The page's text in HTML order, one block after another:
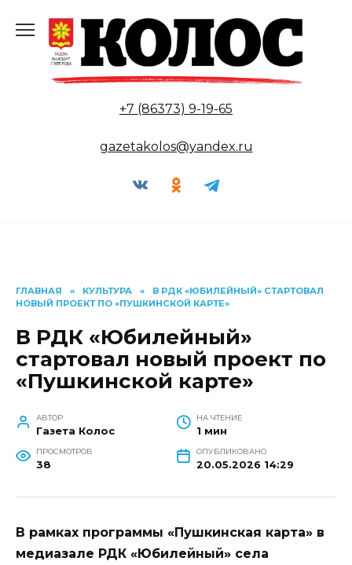
содержанию
+7 (86373) 9-19-65
gazetakolos@yandex.ru
ГЛАВНАЯ » КУЛЬТУРА »
В РДК «ЮБИЛЕЙНЫЙ» СТАРТОВАЛ
НОВЫЙ ПРОЕКТ ПО «ПУШКИНСКОЙ КАРТЕ»
В РДК «Юбилейный»
стартовал новый проект по
«Пушкинской карте»
АВТОР
Газета Колос
НА ЧТЕНИЕ
1 мин
ПРОСМОТРОВ
38
ОПУБЛИКОВАНО
20.05.2026 14:29
В рамках программы «Пушкинская карта» в
медиазале РДК «Юбилейный» села